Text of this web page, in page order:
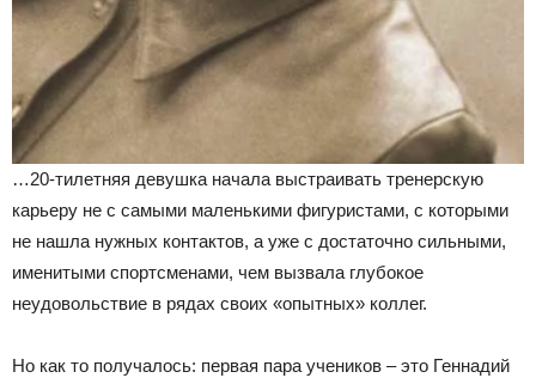
…20-тилетняя девушка начала выстраивать тренерскую
карьеру не с самыми маленькими фигуристами, с которыми
не нашла нужных контактов, а уже с достаточно сильными,
именитыми спортсменами, чем вызвала глубокое
неудовольствие в рядах своих «опытных» коллег.
Но как то получалось: первая пара учеников – это Геннадий